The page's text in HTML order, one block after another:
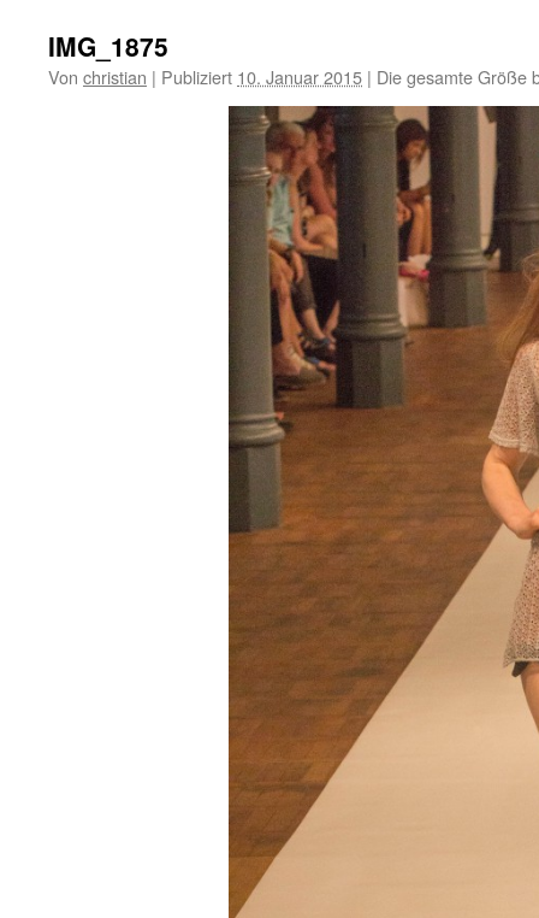
IMG_1875
Von christian | Publiziert 10. Januar 2015 | Die gesamte Größe